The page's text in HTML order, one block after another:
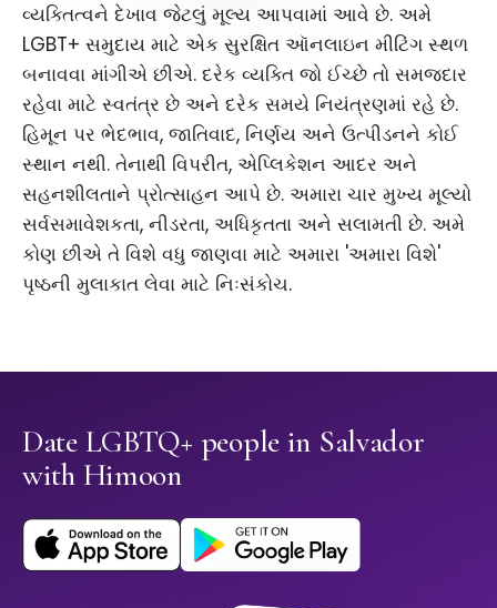
વ્યક્તિત્વને દેખાવ જેટલું મૂલ્ય આપવામાં આવે છે. અમે
LGBT+ સમુદાય માટે એક સુરક્ષિત ઑનલાઇન મીટિંગ સ્થળ
બનાવવા માંગીએ છીએ. દરેક વ્યક્તિ જો ઈચ્છે તો સમજદાર
રહેવા માટે સ્વતંત્ર છે અને દરેક સમયે નિયંત્રણમાં રહે છે.
હિમૂન પર ભેદભાવ, જાતિવાદ, નિર્ણય અને ઉત્પીડનને કોઈ
સ્થાન નથી. તેનાથી વિપરીત, એપ્લિકેશન આદર અને
સહનશીલતાને પ્રોત્સાહન આપે છે. અમારા ચાર મુખ્ય મૂલ્યો
સર્વસમાવેશકતા, નીડરતા, અધિકૃતતા અને સલામતી છે. અમે
કોણ છીએ તે વિશે વધુ જાણવા માટે અમારા 'અમારા વિશે'
પૃષ્ઠની મુલાકાત લેવા માટે નિઃસંકોચ.
Date LGBTQ+ people in Salvador
with Himoon